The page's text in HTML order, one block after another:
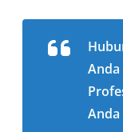
Anda
Anda